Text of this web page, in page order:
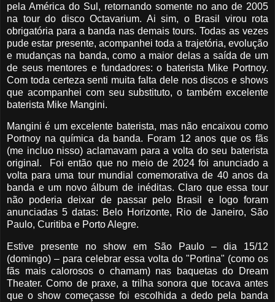
pela América do Sul, retornando somente no ano de 2005
na tour do disco Octavarium. Ai sim, o Brasil virou rota
obrigatória para a banda nas demais tours. Todas as vezes
pude estar presente, acompanhei toda a trajetória, evolução
e mudanças na banda, como a maior delas a saída de um
de seus mentores e fundadores: o baterista Mike Portnoy.
Com toda certeza senti muita falta dele nos discos e shows
que acompanhei com seu substituto, o também excelente
baterista Mike Mangini.
Mangini é um excelente baterista, mas não encaixou como
Portnoy na química da banda. Foram 12 anos que os fãs
(me incluo nisso) aclamavam para a volta do seu baterista
original. Foi então que no meio de 2024 foi anunciado a
volta para uma tour mundial comemorativa de 40 anos da
banda e um novo álbum de inéditas. Claro que essa tour
não poderia deixar de passar pelo Brasil e logo foram
anunciadas 5 datas: Belo Horizonte, Rio de Janeiro, São
Paulo, Curitiba e Porto Alegre.
Estive presente no show em São Paulo – dia 15/12
(domingo) – para celebrar essa volta do "Portina" (como os
fãs mais calorosos o chamam) nas baquetas do Dream
Theater. Como de praxe, a trilha sonora que tocava antes
que o show começasse foi escolhida a dedo pela banda